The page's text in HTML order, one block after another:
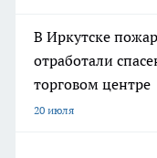
В Иркутске
отработали
торговом центре
20 июля